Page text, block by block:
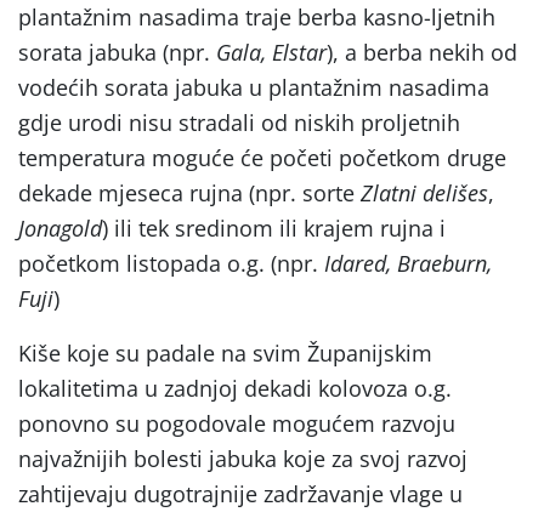
plantažnim nasadima traje berba kasno-ljetnih
sorata jabuka (npr. Gala, Elstar), a berba nekih od
vodećih sorata jabuka u plantažnim nasadima
gdje urodi nisu stradali od niskih proljetnih
temperatura moguće će početi početkom druge
dekade mjeseca rujna (npr. sorte Zlatni delišes,
Jonagold) ili tek sredinom ili krajem rujna i
početkom listopada o.g. (npr. Idared, Braeburn,
Fuji)
Kiše koje su padale na svim Županijskim
lokalitetima u zadnjoj dekadi kolovoza o.g.
ponovno su pogodovale mogućem razvoju
najvažnijih bolesti jabuka koje za svoj razvoj
zahtijevaju dugotrajnije zadržavanje vlage u